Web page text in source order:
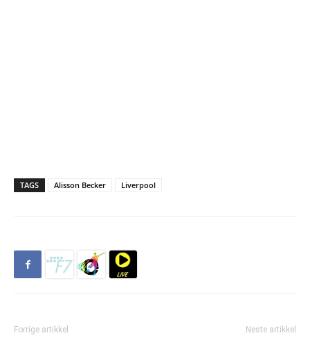
TAGS Alisson Becker Liverpool
Forrige artikkel Neste artikkel